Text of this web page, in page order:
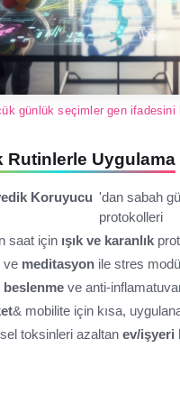
günlük seçimler gen ifadesini
Rutinlerle Uygulama
Koruyucu 'dan sabah
protokolleri
saat için ışık ve karanlık
ve meditasyon ile stres
ve anti-
& mobilite için kısa,
toksinleri azaltan ev/işyeri